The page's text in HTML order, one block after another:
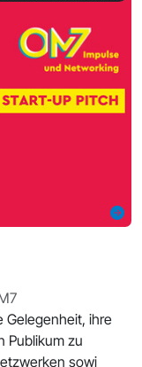
Gelegenheit, ihre
Publikum zu
sowi